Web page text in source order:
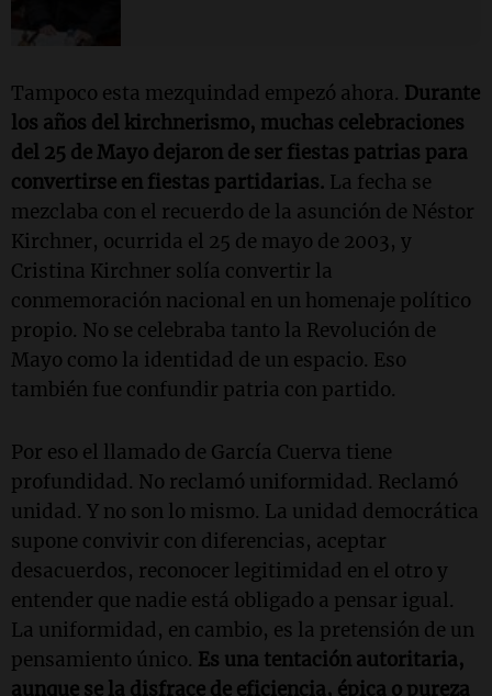
Tampoco esta mezquindad empezó ahora. Durante
los años del kirchnerismo, muchas celebraciones
del 25 de Mayo dejaron de ser fiestas patrias para
convertirse en fiestas partidarias. La fecha se
mezclaba con el recuerdo de la asunción de Néstor
Kirchner, ocurrida el 25 de mayo de 2003, y
Cristina Kirchner solía convertir la
conmemoración nacional en un homenaje político
propio. No se celebraba tanto la Revolución de
Mayo como la identidad de un espacio. Eso
también fue confundir patria con partido.
Por eso el llamado de García Cuerva tiene
profundidad. No reclamó uniformidad. Reclamó
unidad. Y no son lo mismo. La unidad democrática
supone convivir con diferencias, aceptar
desacuerdos, reconocer legitimidad en el otro y
entender que nadie está obligado a pensar igual.
La uniformidad, en cambio, es la pretensión de un
pensamiento único. Es una tentación autoritaria,
aunque se la disfrace de eficiencia, épica o pureza